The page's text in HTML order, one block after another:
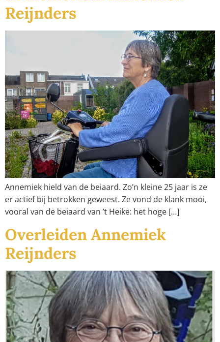
Reijnders
Annemiek hield van de beiaard. Zo’n kleine 25 jaar is ze
er actief bij betrokken geweest. Ze vond de klank mooi,
vooral van de beiaard van ’t Heike: het hoge […]
Overleiden Annemiek
Reijnders